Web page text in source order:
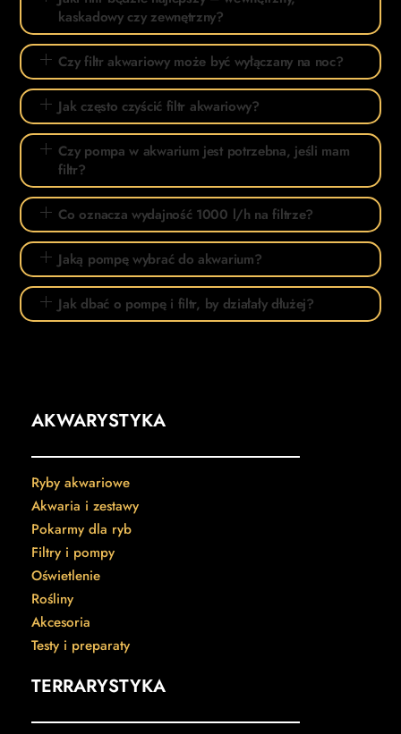
kaskadowy czy zewnętrzny?
Czy filtr akwariowy może być wyłączany na noc?
Jak często czyścić filtr akwariowy?
Czy pompa w akwarium jest potrzebna, jeśli mam
filtr?
Co oznacza wydajność 1000 l/h na filtrze?
Jaką pompę wybrać do akwarium?
Jak dbać o pompę i filtr, by działały dłużej?
AKWARYSTYKA
Ryby akwariowe
Akwaria i zestawy
Pokarmy dla ryb
Filtry i pompy
Oświetlenie
Rośliny
Akcesoria
Testy i preparaty
TERRARYSTYKA